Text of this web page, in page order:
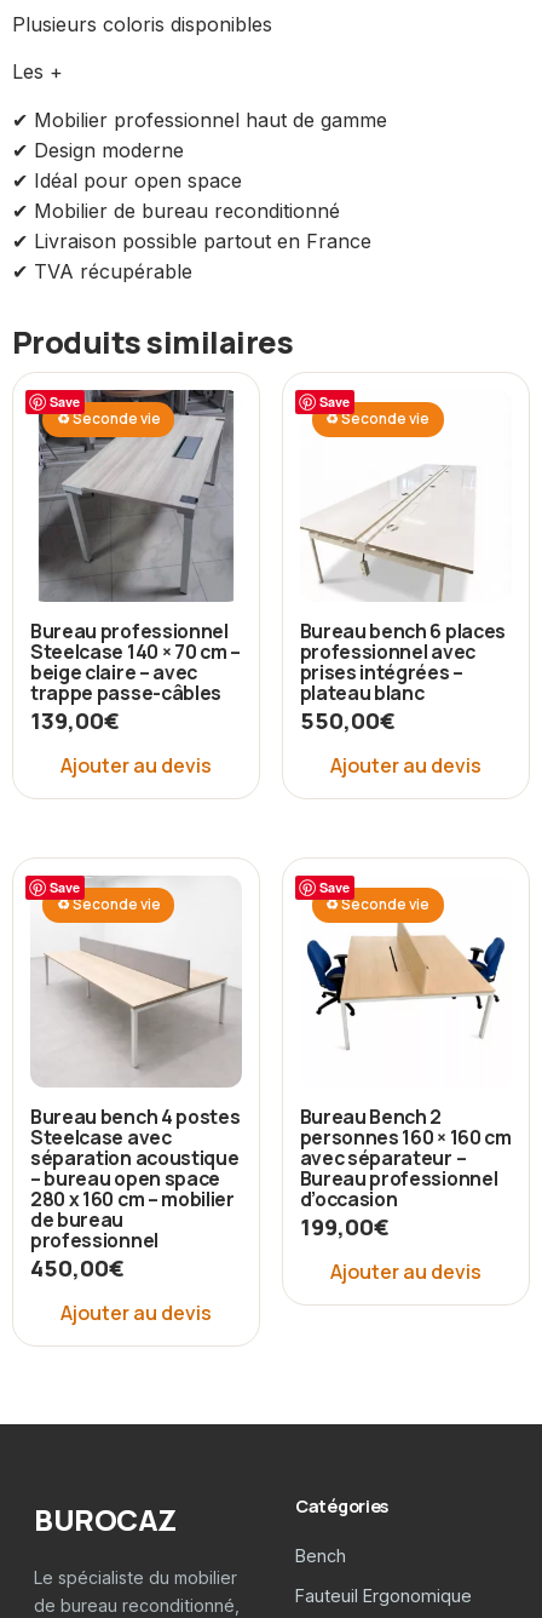
Plusieurs coloris disponibles
Les +
✔ Mobilier professionnel haut de gamme
✔ Design moderne
✔ Idéal pour open space
✔ Mobilier de bureau reconditionné
✔ Livraison possible partout en France
✔ TVA récupérable
Produits similaires
Save
♻ Seconde vie
Bureau professionnel
Steelcase 140 × 70 cm –
beige claire – avec
trappe passe-câbles
139,00€
Ajouter au devis
Save
♻ Seconde vie
Bureau bench 6 places
professionnel avec
prises intégrées –
plateau blanc
550,00€
Ajouter au devis
Save
♻ Seconde vie
Bureau bench 4 postes
Steelcase avec
séparation acoustique
– bureau open space
280 x 160 cm – mobilier
de bureau
professionnel
450,00€
Ajouter au devis
Save
♻ Seconde vie
Bureau Bench 2
personnes 160 × 160 cm
avec séparateur –
Bureau professionnel
d’occasion
199,00€
Ajouter au devis
BUROCAZ
Le spécialiste du mobilier
de bureau reconditionné,
Catégories
Bench
Fauteuil Ergonomique